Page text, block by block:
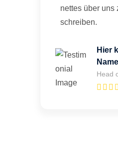
nettes über uns
schreiben.
Hier
Head